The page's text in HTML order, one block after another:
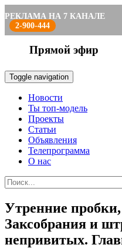
РЕКЛАМА НА 7 КАНАЛЕ
2-900-444
Прямой эфир
Toggle navigation
Новости
Ты топ-модель
Проекты
Статьи
Объявления
Телепрограмма
О нас
Утренние пробки,
Заксобрания и
непривитых.